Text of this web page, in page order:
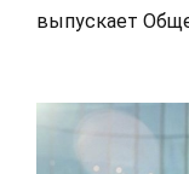
выпускает